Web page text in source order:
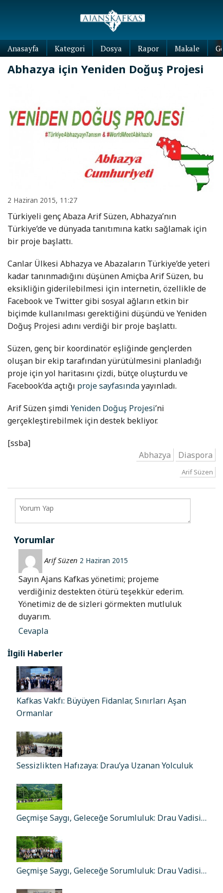
Anasayfa Kategori Dosya Rapor Makale
Abhazya için Yeniden Doğuş Projesi
2 Haziran 2015, 11:27
Türkiyeli genç Abaza Arif Süzen, Abhazya’nın
Türkiye’de ve dünyada tanıtımına katkı sağlamak için
bir proje başlattı.
Canlar Ülkesi Abhazya ve Abazaların Türkiye’de yeteri
kadar tanınmadığını düşünen Amiçba Arif Süzen, bu
eksikliğin giderilebilmesi için internetin, özellikle de
Facebook ve Twitter gibi sosyal ağların etkin bir
biçimde kullanılması gerektiğini düşündü ve Yeniden
Doğuş Projesi adını verdiği bir proje başlattı.
Süzen, genç bir koordinatör eşliğinde gençlerden
oluşan bir ekip tarafından yürütülmesini planladığı
proje için yol haritasını çizdi, bütçe oluşturdu ve
Facebook’da açtığı proje sayfasındayayınladı.
Arif Süzen şimdi Yeniden Doğuş Projesi’ni
gerçekleştirebilmek için destek bekliyor.
[ssba]
Abhazya
Diaspora
Arif Süzen
Yorumlar
Arif Süzen 2 Haziran 2015
Sayın Ajans Kafkas yönetimi; projeme
verdiğiniz destekten ötürü teşekkür ederim.
Yönetimiz de de sizleri görmekten mutluluk
duyarım.
Cevapla
İlgili Haberler
Kafkas Vakfı: Büyüyen Fidanlar, Sınırları Aşan
Ormanlar
Sessizlikten Hafızaya: Drau’ya Uzanan Yolculuk
Geçmişe Saygı, Geleceğe Sorumluluk: Drau Vadisi…
Geçmişe Saygı, Geleceğe Sorumluluk: Drau Vadisi…